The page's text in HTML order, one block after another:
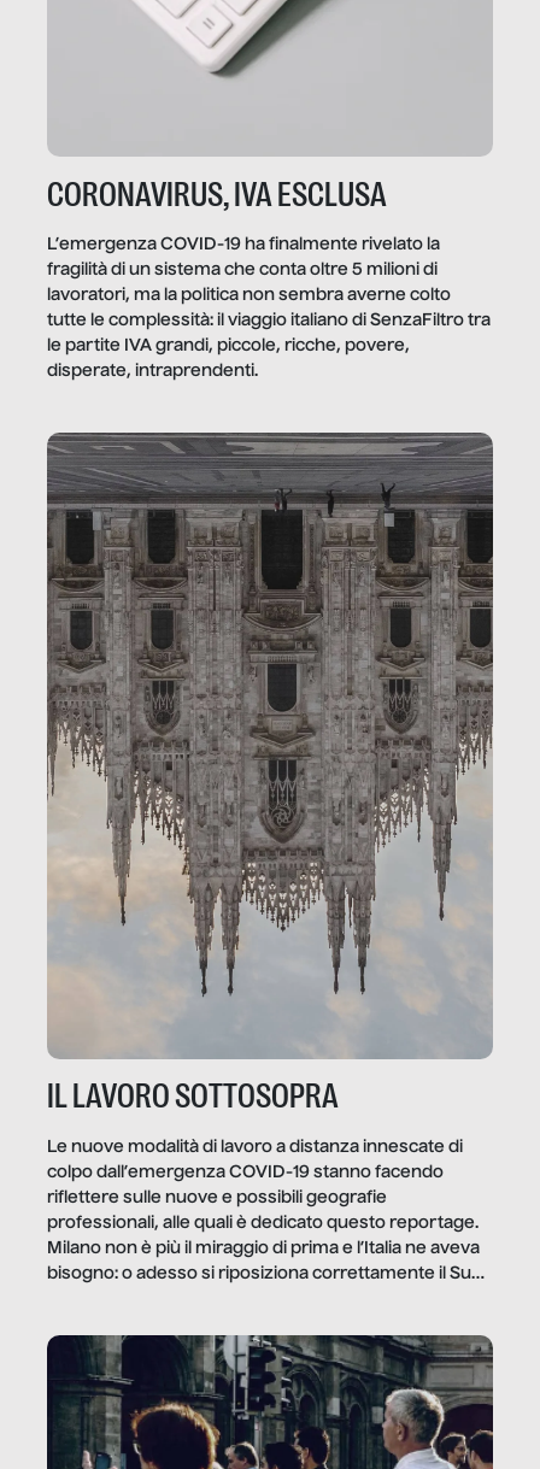
CORONAVIRUS, IVA ESCLUSA
L’emergenza COVID-19 ha finalmente rivelato la
fragilità di un sistema che conta oltre 5 milioni di
lavoratori, ma la politica non sembra averne colto
tutte le complessità: il viaggio italiano di SenzaFiltro tra
le partite IVA grandi, piccole, ricche, povere,
disperate, intraprendenti.
IL LAVORO SOTTOSOPRA
Le nuove modalità di lavoro a distanza innescate di
colpo dall’emergenza COVID-19 stanno facendo
riflettere sulle nuove e possibili geografie
professionali, alle quali è dedicato questo reportage.
Milano non è più il miraggio di prima e l’Italia ne aveva
bisogno: o adesso si riposiziona correttamente il Sud